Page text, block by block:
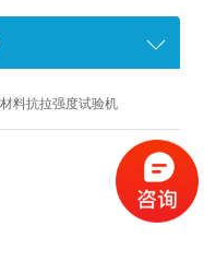
料抗拉强度试验机